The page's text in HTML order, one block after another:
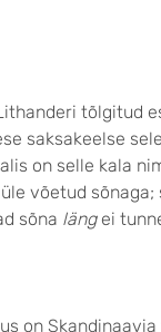
tõlgitud
saksakeelse
on selle kala
võetud sõnaga;
sõna längei
on